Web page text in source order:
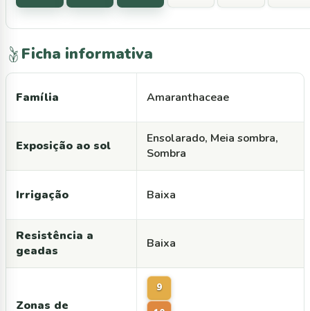
Ficha informativa
Família Amaranthaceae
Exposição ao sol
Ensolarado, Meia sombra,
Sombra
Irrigação Baixa
Resistência a
geadas
Baixa
Zonas de
9